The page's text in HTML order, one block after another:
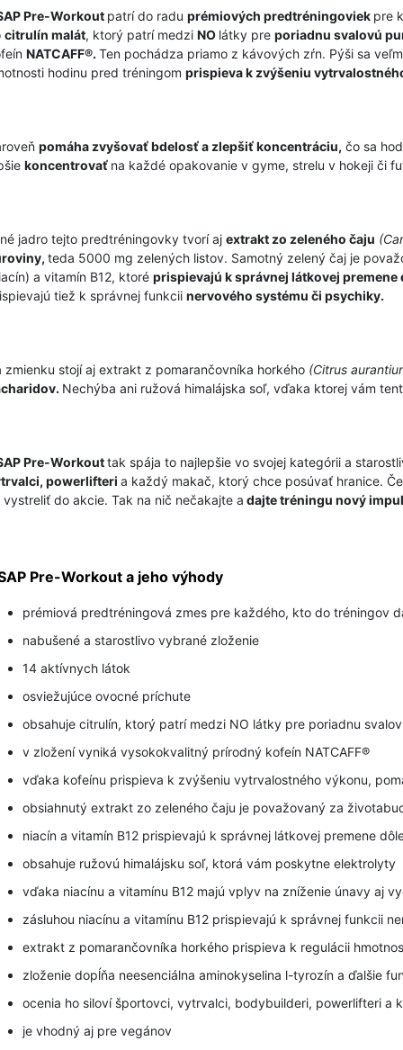
Pre-Workout patrí do radu prémiových predtréningoviek pre
citrulín malát, ktorý patrí medzi NO látky pre poriadnu svalovú
NATCAFF®. Ten pochádza priamo z kávových zŕn. Pýši sa
hodinu pred tréningom prispieva k zvýšeniu
pomáha zvyšovať bdelosť a zlepšiť koncentráciu, čo sa
koncentrovať na každé opakovanie v gyme, strelu v hokeji či
jadro tejto predtréningovky tvorí aj extrakt zo zeleného čaju
teda 5000 mg zelených listov. Samotný zelený čaj je
a vitamín B12, ktoré prispievajú k správnej látkovej
tiež k správnej funkcii nervového systému či psychiky.
zmienku stojí aj extrakt z pomarančovníka horkého (Citrus
Nechýba ani ružová himalájska soľ, vďaka ktorej vám
Pre-Workouttak spája to najlepšie vo svojej kategórii a
powerlifteri a každý makač, ktorý chce posúvať hranice.
vystreliť do akcie. Tak na nič nečakajte a dajte tréningu nový
Pre-Workout a jeho výhody
prémiová predtréningová zmes pre každého, kto do tréningov
nabušené a starostlivo vybrané zloženie
14 aktívnych látok
osviežujúce ovocné príchute
obsahuje citrulín, ktorý patrí medzi NO látky pre poriadnu
v zložení vyniká vysokokvalitný prírodný kofeín NATCAFF®
vďaka kofeínu prispieva k zvýšeniu vytrvalostného výkonu,
obsiahnutý extrakt zo zeleného čaju je považovaný za
niacín a vitamín B12 prispievajú k správnej látkovej premene
obsahuje ružovú himalájsku soľ, ktorá vám poskytne elektrolyty
vďaka niacínu a vitamínu B12 majú vplyv na zníženie únavy aj
zásluhou niacínu a vitamínu B12 prispievajú k správnej funkcii
extrakt z pomarančovníka horkého prispieva k regulácii
zloženie dopĺňa neesenciálna aminokyselina l-tyrozín a ďalšie
ocenia ho siloví športovci, vytrvalci, bodybuilderi, powerlifteri a
je vhodný aj pre vegánov